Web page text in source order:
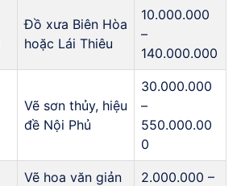
Đồ xưa Biên Hòa
hoặc Lái Thiêu
10.000.000
–
140.000.000
Vẽ sơn thủy, hiệu
đề Nội Phủ
30.000.000
–
550.000.00
0
Vẽ hoa văn giản
2.000.000 –